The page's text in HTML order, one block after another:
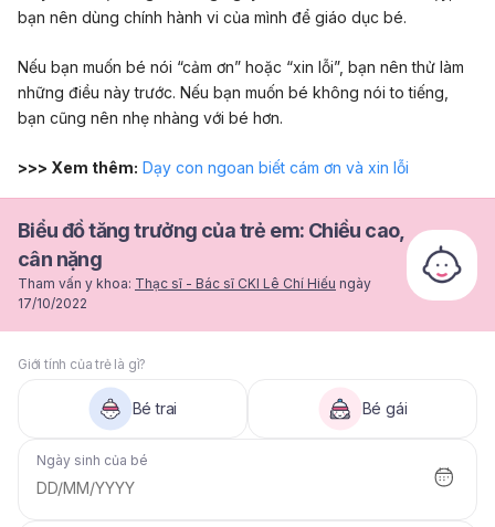
bạn nên dùng chính hành vi của mình để giáo dục bé.
Nếu bạn muốn bé nói “cảm ơn” hoặc “xin lỗi”, bạn nên thử làm
những điều này trước. Nếu bạn muốn bé không nói to tiếng,
bạn cũng nên nhẹ nhàng với bé hơn.
>>> Xem thêm: Dạy con ngoan biết cám ơn và xin lỗi
Biểu đồ tăng trưởng của trẻ em: Chiều cao,
cân nặng
Tham vấn y khoa: Thạc sĩ - Bác sĩ CKI Lê Chí Hiếu ngày
17/10/2022
Giới tính của trẻ là gì?
Bé trai Bé gái
Ngày sinh của bé
DD/MM/YYYY